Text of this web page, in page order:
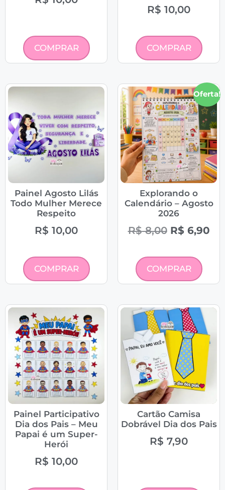
COMPRAR
R$ 10,00
COMPRAR
Painel Agosto Lilás
Todo Mulher Merece
Respeito
R$ 10,00
COMPRAR
Oferta!
Explorando o
Calendário – Agosto
2026
R$8,00 R$6,90
COMPRAR
Painel Participativo
Dia dos Pais – Meu
Papai é um Super-
Herói
R$ 10,00
Cartão Camisa
Dobrável Dia dos Pais
R$ 7,90